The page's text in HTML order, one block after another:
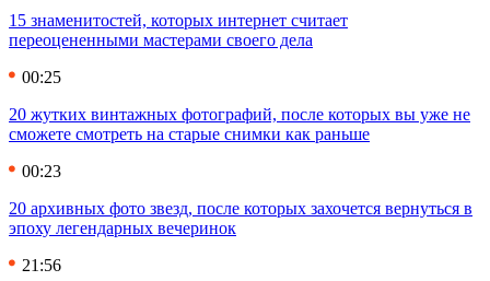
15 знаменитостей, которых интернет считает
переоцененными мастерами своего дела
00:25
20 жутких винтажных фотографий, после которых вы уже не
сможете смотреть на старые снимки как раньше
00:23
20 архивных фото звезд, после которых захочется вернуться в
эпоху легендарных вечеринок
21:56